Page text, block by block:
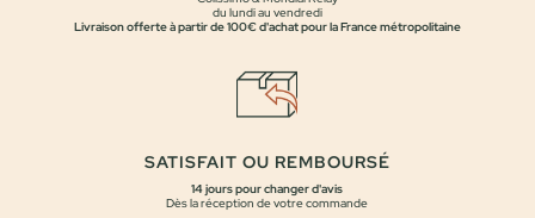
du lundi au vendredi
Livraison offerte à partir de 100€ d'achat pour la France métropolitaine
SATISFAIT OU REMBOURSÉ
14 jours pour changer d'avis
Dès la réception de votre commande